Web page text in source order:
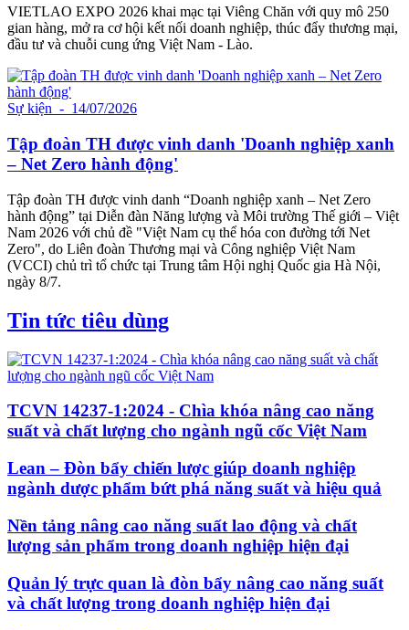
VIETLAO EXPO 2026 khai mạc tại Viêng Chăn với quy mô 250
gian hàng, mở ra cơ hội kết nối doanh nghiệp, thúc đẩy thương mại,
đầu tư và chuỗi cung ứng Việt Nam - Lào.
Sự kiện - 14/07/2026
Tập đoàn TH được vinh danh 'Doanh nghiệp xanh
– Net Zero hành động'
Tập đoàn TH được vinh danh “Doanh nghiệp xanh – Net Zero
hành động” tại Diễn đàn Năng lượng và Môi trường Thế giới – Việt
Nam 2026 với chủ đề "Việt Nam cụ thể hóa con đường tới Net
Zero", do Liên đoàn Thương mại và Công nghiệp Việt Nam
(VCCI) chủ trì tổ chức tại Trung tâm Hội nghị Quốc gia Hà Nội,
ngày 8/7.
Tin tức tiêu dùng
TCVN 14237-1:2024 - Chìa khóa nâng cao năng
suất và chất lượng cho ngành ngũ cốc Việt Nam
Lean – Đòn bẩy chiến lược giúp doanh nghiệp
ngành dược phẩm bứt phá năng suất và hiệu quả
Nền tảng nâng cao năng suất lao động và chất
lượng sản phẩm trong doanh nghiệp hiện đại
Quản lý trực quan là đòn bẩy nâng cao năng suất
và chất lượng trong doanh nghiệp hiện đại